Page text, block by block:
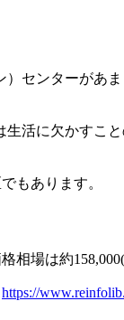
センターがあ
活に欠かすこ
もあります。
相場は約
https://